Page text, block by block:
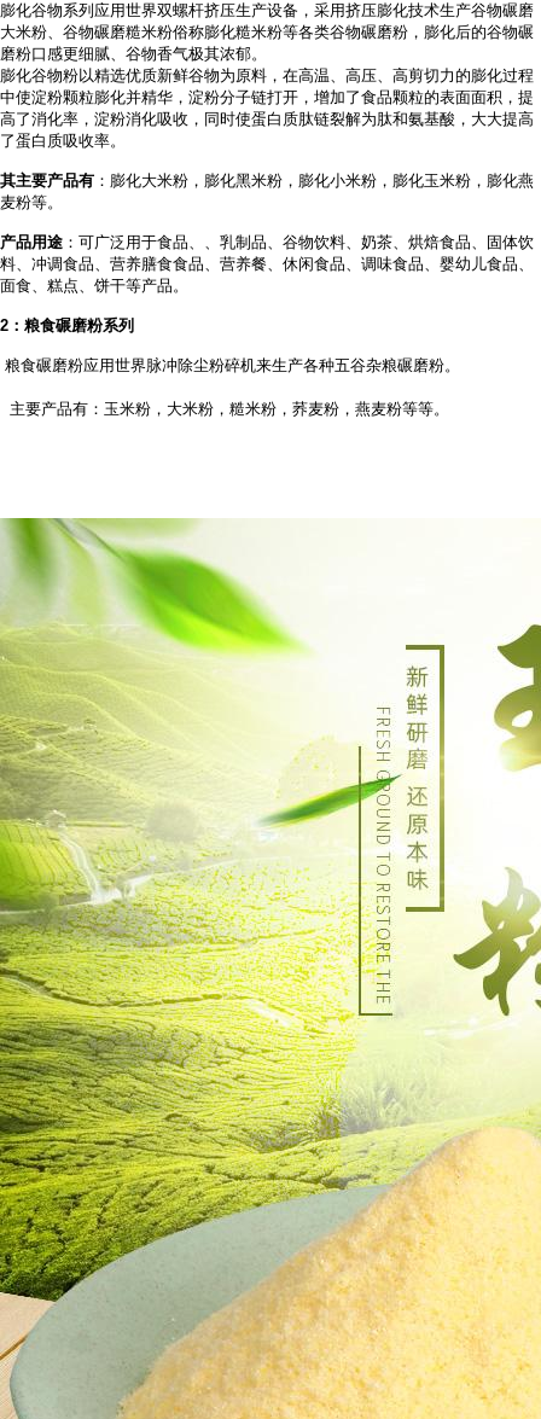
膨化谷物系列应用世界双螺杆挤压生产设备，采用挤压膨化技术生产谷物碾磨
大米粉、谷物碾磨糙米粉俗称膨化糙米粉等各类谷物碾磨粉，膨化后的谷物碾
磨粉口感更细腻、谷物香气极其浓郁。
膨化谷物粉以精选优质新鲜谷物为原料，在高温、高压、高剪切力的膨化过程
中使淀粉颗粒膨化并精华，淀粉分子链打开，增加了食品颗粒的表面面积，提
高了消化率，淀粉消化吸收，同时使蛋白质肽链裂解为肽和氨基酸，大大提高
了蛋白质吸收率。
其主要产品有 ：膨化大米粉，膨化黑米粉，膨化小米粉，膨化玉米粉，膨化燕
麦粉等。
产品用途 ：可广泛用于食品、 、乳制品、谷物饮料、奶茶、烘焙食品、固体饮
料、冲调食品、营养膳食食品、营养餐、休闲食品、调味食品、婴幼儿食品、
面食、糕点、饼干等产品。
2 ：粮食碾磨粉系列
粮食碾磨粉应用世界脉冲除尘粉碎机来生产各种五谷杂粮碾磨粉。
主要产品有：玉米粉，大米粉，糙米粉，荞麦粉，燕麦粉等等。